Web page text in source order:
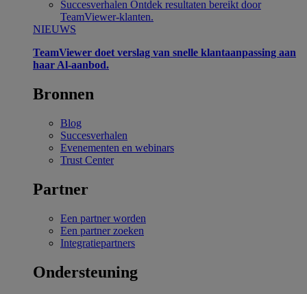
Succesverhalen Ontdek resultaten bereikt door
TeamViewer-klanten.
NIEUWS
TeamViewer doet verslag van snelle klantaanpassing aan
haar Al-aanbod.
Bronnen
Blog
Succesverhalen
Evenementen en webinars
Trust Center
Partner
Een partner worden
Een partner zoeken
Integratiepartners
Ondersteuning